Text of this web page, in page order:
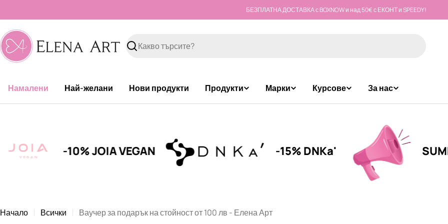
съдържанието
БЕЗПЛАТНА ДОСТАВКА с BOXNOW и над 50€ с ЕКОНТ и SPEEDY!
Търсене
Намалени Най-желани Нови продукти Продукти Марки Курсове За нас
-10% JOIA VEGAN -15% DNKa' SUMMER
Начало Всички Ваучер за подарък на стойност от 100 лв - Елена Арт